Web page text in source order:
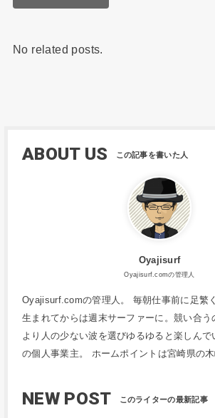
No related posts.
ABOUT US
Oyajisurf
Oyajisurf.comの管理人
Oyajisurf.comの管理人。 毎朝仕事前に足繁
生まれてからは週末サーファーに。競い合う
より人の少ない波を選びゆるゆると楽しん
の個人事業主。 ホームポイントは宮崎県の木
NEW POST